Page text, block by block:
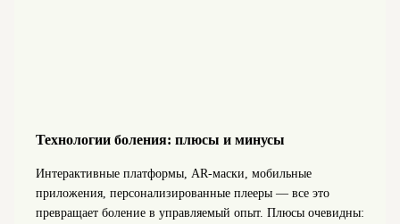
Технологии боления: плюсы и минусы
Интерактивные платформы, AR‑маски, мобильные
приложения, персонализированные плееры — все это
превращает боление в управляемый опыт. Плюсы очевидны: